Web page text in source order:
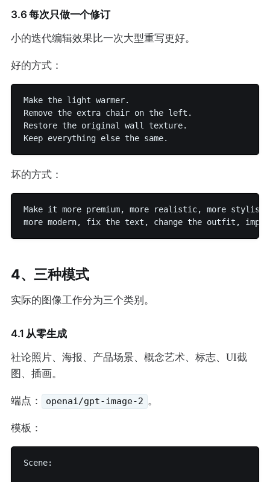
3.6 每次只做一个修订
小的迭代编辑效果比一次大型重写更好。
好的方式：
Make the light warmer.
Remove the extra chair on the left.
Restore the original wall texture.
坏的方式：
Make it more premium, more realistic, more
4、三种模式
实际的图像工作分为三个类别。
4.1 从零生成
社论照片、海报、产品场景、概念艺术、标志、UI截
图、插画。
端点：
openai/gpt-image-2 。
模板：
Scene: